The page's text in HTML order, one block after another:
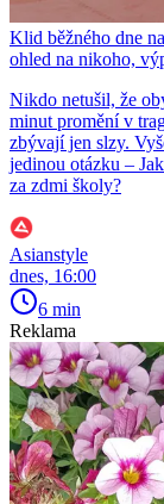
Klid běžného dne
ohled na nikoho,
Nikdo netušil, že
minut promění v
zbývají jen slzy.
jedinou otázku –
za zdmi školy?
Asianstyle
dnes, 16:00
6 min
Reklama